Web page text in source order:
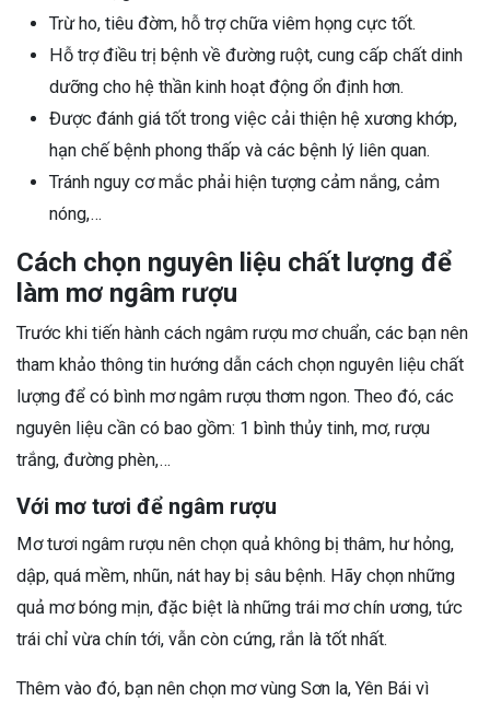
Trừ ho, tiêu đờm, hỗ trợ chữa viêm họng cực tốt.
Hỗ trợ điều trị bệnh về đường ruột, cung cấp chất dinh
dưỡng cho hệ thần kinh hoạt động ổn định hơn.
Được đánh giá tốt trong việc cải thiện hệ xương khớp,
hạn chế bệnh phong thấp và các bệnh lý liên quan.
Tránh nguy cơ mắc phải hiện tượng cảm nắng, cảm
nóng,…
Cách chọn nguyên liệu chất lượng để
làm mơ ngâm rượu
Trước khi tiến hành cách ngâm rượu mơ chuẩn, các bạn nên
tham khảo thông tin hướng dẫn cách chọn nguyên liệu chất
lượng để có bình mơ ngâm rượu thơm ngon. Theo đó, các
nguyên liệu cần có bao gồm: 1 bình thủy tinh, mơ, rượu
trắng, đường phèn,…
Với mơ tươi để ngâm rượu
Mơ tươi ngâm rượu nên chọn quả không bị thâm, hư hỏng,
dập, quá mềm, nhũn, nát hay bị sâu bệnh. Hãy chọn những
quả mơ bóng mịn, đặc biệt là những trái mơ chín ương, tức
trái chỉ vừa chín tới, vẫn còn cứng, rắn là tốt nhất.
Thêm vào đó, bạn nên chọn mơ vùng Sơn la, Yên Bái vì